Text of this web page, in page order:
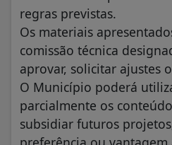
regras previstas.
Os materiais
comissão técnica
aprovar, solicitar ajustes
O Município poderá
parcialmente os
subsidiar futuros